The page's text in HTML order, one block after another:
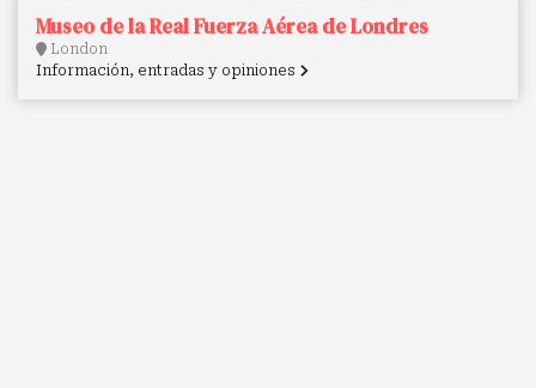
Museo de la Real Fuerza Aérea de Londres
London
Información, entradas y opiniones